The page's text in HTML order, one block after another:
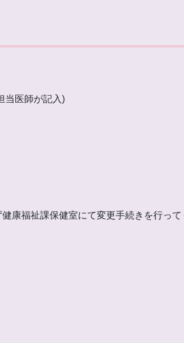
当医師が記入)
康福祉課保健室にて変更手続きを行って